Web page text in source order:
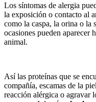
Los síntomas de alergia
la exposición o contacto al
como la caspa, la orina o la
ocasiones pueden aparecer
animal.
Así las proteínas que se
compañía, escamas de la
reacción alérgica o agravar